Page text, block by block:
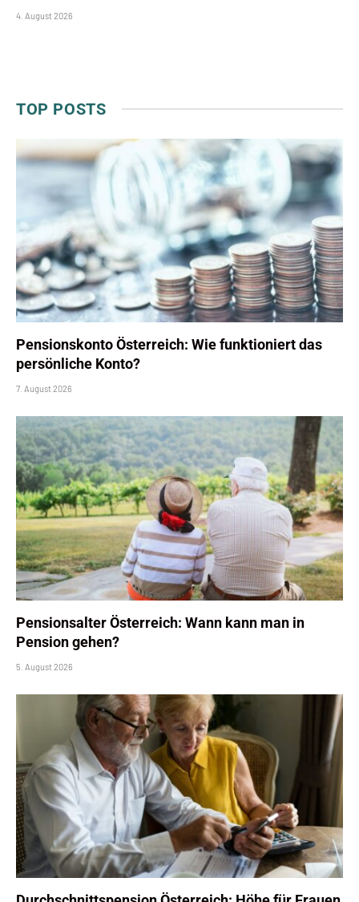
4. August 2026
TOP POSTS
Pensionskonto Österreich: Wie funktioniert das
persönliche Konto?
7. August 2026
Pensionsalter Österreich: Wann kann man in
Pension gehen?
5. August 2026